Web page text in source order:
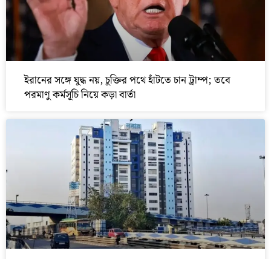
ইরানের সঙ্গে যুদ্ধ নয়, চুক্তির পথে হাঁটতে চান ট্রাম্প; তবে
পরমাণু কর্মসূচি নিয়ে কড়া বার্তা